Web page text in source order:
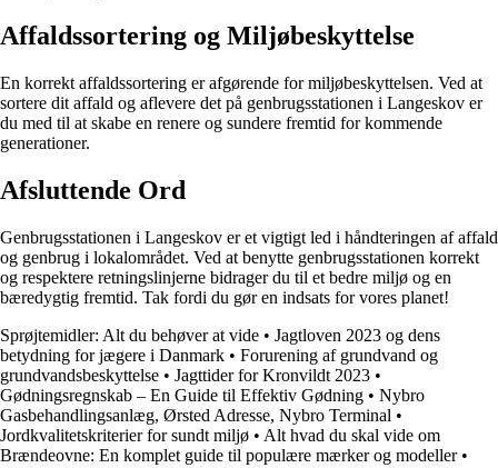
Affaldssortering og Miljøbeskyttelse
En korrekt affaldssortering er afgørende for miljøbeskyttelsen. Ved at
sortere dit affald og aflevere det på genbrugsstationen i Langeskov er
du med til at skabe en renere og sundere fremtid for kommende
generationer.
Afsluttende Ord
Genbrugsstationen i Langeskov er et vigtigt led i håndteringen af affald
og genbrug i lokalområdet. Ved at benytte genbrugsstationen korrekt
og respektere retningslinjerne bidrager du til et bedre miljø og en
bæredygtig fremtid. Tak fordi du gør en indsats for vores planet!
Sprøjtemidler: Alt du behøver at vide • Jagtloven 2023 og dens
betydning for jægere i Danmark • Forurening af grundvand og
grundvandsbeskyttelse • Jagttider for Kronvildt 2023 •
Gødningsregnskab – En Guide til Effektiv Gødning • Nybro
Gasbehandlingsanlæg, Ørsted Adresse, Nybro Terminal •
Jordkvalitetskriterier for sundt miljø • Alt hvad du skal vide om
Brændeovne: En komplet guide til populære mærker og modeller•